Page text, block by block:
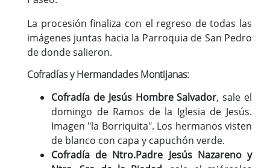
La procesión finaliza con el regreso de todas las
imágenes juntas hacia la Parroquia de San Pedro
de donde salieron.
Cofradías y Hermandades Montijanas:
Cofradía de Jesús Hombre Salvador, sale el
domingo de Ramos de la Iglesia de Jesús.
Imagen "la Borriquita". Los hermanos visten
de blanco con capa y capuchón verde.
Cofradía de Ntro.Padre Jesús Nazareno y